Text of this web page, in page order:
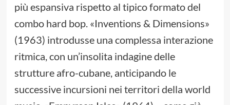
più espansiva rispetto al tipico formato del
combo hard bop. «Inventions & Dimensions»
(1963) introdusse una complessa interazione
ritmica, con un’insolita indagine delle
strutture afro-cubane, anticipando le
successive incursioni nei territori della world